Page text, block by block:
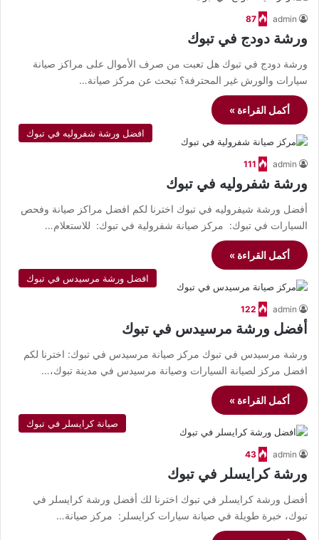
admin
87
ورشة دودج في تبوك
ورشة دودج في تبوك هل تعبت من صرف الأموال على مراكز صيانة
سيارات والورش غير المحترفة؟ تبحث عن مركز صيانة…
أكمل القراءة »
افضل ورشة شفروليه في تبوك
admin
111
ورشة شفروليه في تبوك
أفضل ورشة شيفروليه في تبوك اخترنا لكم افضل مراكز صيانة وفحص
السيارات في تبوك: مركز صيانة شفرولية في تبوك: للاستعلام…
أكمل القراءة »
افضل ورشة مرسيدس في تبوك
admin
122
أفضل ورشة مرسيدس في تبوك
ورشة مرسيدس في تبوك مركز صيانة مرسيدس في تبوك: اخترنا لكم
افضل مركز لصيانة السيارات وصيانة مرسيدس في مدينة تبوك،…
أكمل القراءة »
صيانة كرايسلر في تبوك
admin
43
ورشة كرايسلر في تبوك
أفضل ورشة كرايسلر في تبوك اخترنا لك أفضل ورشة كرايسلر في
تبوك، خبرة طويلة في صيانة سيارات كرايسلر: مركز صيانة…